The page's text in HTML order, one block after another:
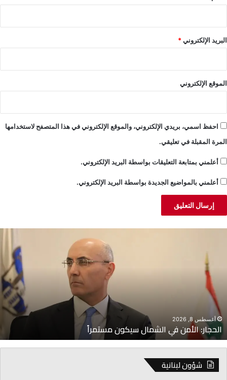
البريد الإلكتروني*
الموقع الإلكتروني
احفظ اسمي، بريدي الإلكتروني، والموقع الإلكتروني في هذا المتصفح لاستخدامها
المرة المقبلة في تعليقي.
أعلمني بمتابعة التعليقات بواسطة البريد الإلكتروني.
أعلمني بالمواضيع الجديدة بواسطة البريد الإلكتروني.
الشمال
سيكون
مستمراً
أغسطس 8, 2026
الحجار: الأمن في الشمال سيكون مستمراً
شؤون لبنانية